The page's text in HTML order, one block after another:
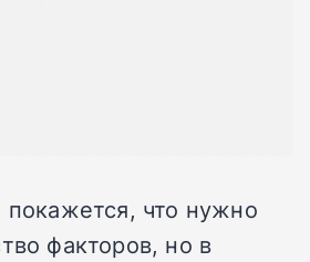
что нужно
факторов, но в